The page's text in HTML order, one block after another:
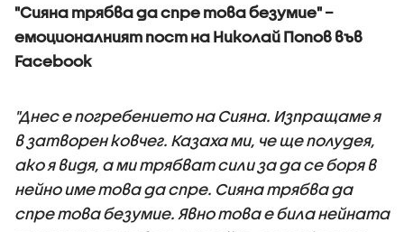
"Сияна трябва да спре това безумие" –
емоционалният пост на Николай Попов във
Facebook
"Днес е погребението на Сияна. Изпращаме я
в затворен ковчег. Казаха ми, че ще полудея,
ако я видя, а ми трябват сили за да се боря в
нейно име това да спре. Сияна трябва да
спре това безумие. Явно това е била нейната